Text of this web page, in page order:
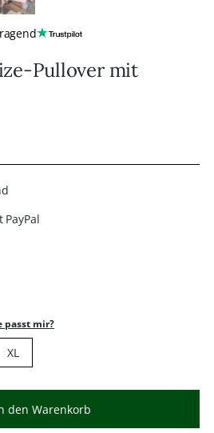
Pullover mit
passt mir?
XL
den Warenkorb